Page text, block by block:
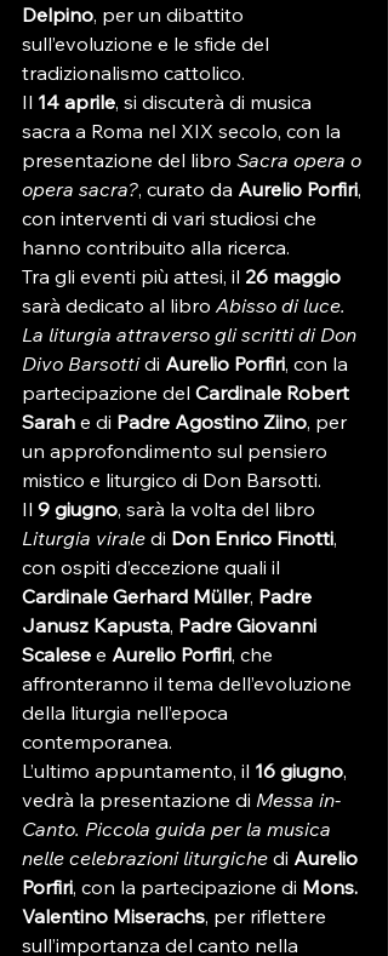
Delpino, per un dibattito
sull’evoluzione e le sfide del
tradizionalismo cattolico.
Il 14 aprile, si discuterà di musica
sacra a Roma nel XIX secolo, con la
presentazione del libro Sacra opera o
opera sacra?, curato da Aurelio Porfiri,
con interventi di vari studiosi che
hanno contribuito alla ricerca.
Tra gli eventi più attesi, il 26 maggio
sarà dedicato al libro Abisso di luce.
La liturgia attraverso gli scritti di Don
Divo Barsotti di Aurelio Porfiri, con la
partecipazione del Cardinale Robert
Sarah e di Padre Agostino Ziino, per
un approfondimento sul pensiero
mistico e liturgico di Don Barsotti.
Il 9 giugno, sarà la volta del libro
Liturgia virale di Don Enrico Finotti,
con ospiti d’eccezione quali il
Cardinale Gerhard Müller, Padre
Janusz Kapusta, Padre Giovanni
Scalese e Aurelio Porfiri, che
affronteranno il tema dell’evoluzione
della liturgia nell’epoca
contemporanea.
L’ultimo appuntamento, il 16 giugno,
vedrà la presentazione di Messa in-
Canto. Piccola guida per la musica
nelle celebrazioni liturgiche di Aurelio
Porfiri, con la partecipazione di Mons.
Valentino Miserachs, per riflettere
sull’importanza del canto nella